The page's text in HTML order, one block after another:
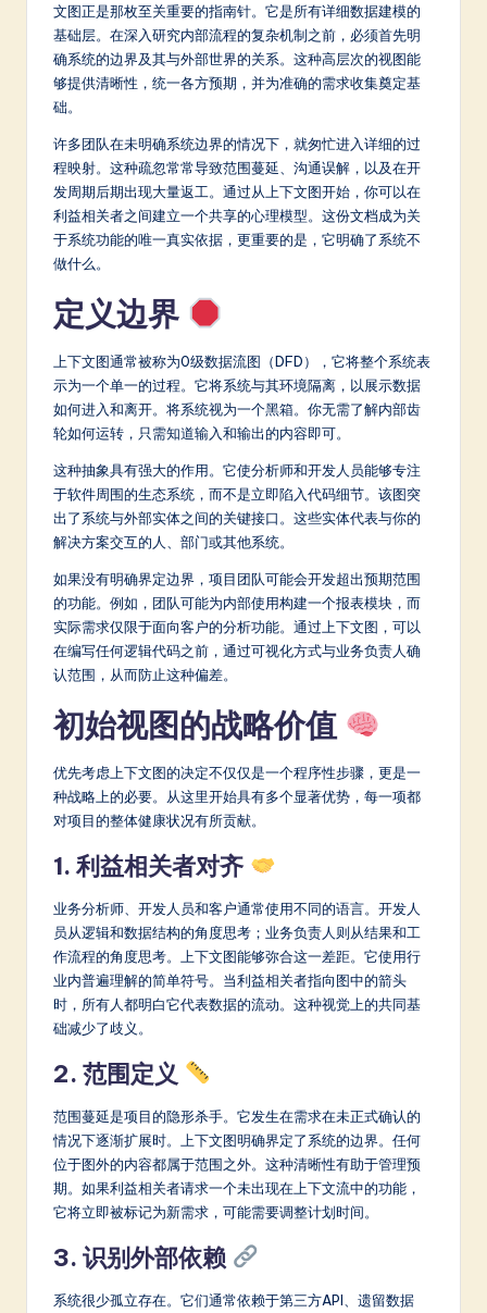
hi
L
in
A
&
S
o
ft
a
o
ti
文图正是那枚至关重要的指南针。它是所有详细数据建模的
基础层。在深入研究内部流程的复杂机制之前，必须首先明
确系统的边界及其与外部世界的关系。这种高层次的视图能
够提供清晰性，统一各方预期，并为准确的需求收集奠定基
础。
许多团队在未明确系统边界的情况下，就匆忙进入详细的过
程映射。这种疏忽常常导致范围蔓延、沟通误解，以及在开
发周期后期出现大量返工。通过从上下文图开始，你可以在
利益相关者之间建立一个共享的心理模型。这份文档成为关
于系统功能的唯一真实依据，更重要的是，它明确了系统不
做什么。
定义边界
上下文图通常被称为0级数据流图（DFD），它将整个系统表
示为一个单一的过程。它将系统与其环境隔离，以展示数据
如何进入和离开。将系统视为一个黑箱。你无需了解内部齿
轮如何运转，只需知道输入和输出的内容即可。
这种抽象具有强大的作用。它使分析师和开发人员能够专注
于软件周围的生态系统，而不是立即陷入代码细节。该图突
出了系统与外部实体之间的关键接口。这些实体代表与你的
解决方案交互的人、部门或其他系统。
如果没有明确界定边界，项目团队可能会开发超出预期范围
的功能。例如，团队可能为内部使用构建一个报表模块，而
实际需求仅限于面向客户的分析功能。通过上下文图，可以
在编写任何逻辑代码之前，通过可视化方式与业务负责人确
认范围，从而防止这种偏差。
初始视图的战略价值
优先考虑上下文图的决定不仅仅是一个程序性步骤，更是一
种战略上的必要。从这里开始具有多个显著优势，每一项都
对项目的整体健康状况有所贡献。
1. 利益相关者对齐
业务分析师、开发人员和客户通常使用不同的语言。开发人
员从逻辑和数据结构的角度思考；业务负责人则从结果和工
作流程的角度思考。上下文图能够弥合这一差距。它使用行
业内普遍理解的简单符号。当利益相关者指向图中的箭头
时，所有人都明白它代表数据的流动。这种视觉上的共同基
础减少了歧义。
2. 范围定义
范围蔓延是项目的隐形杀手。它发生在需求在未正式确认的
情况下逐渐扩展时。上下文图明确界定了系统的边界。任何
位于图外的内容都属于范围之外。这种清晰性有助于管理预
期。如果利益相关者请求一个未出现在上下文流中的功能，
它将立即被标记为新需求，可能需要调整计划时间。
3. 识别外部依赖
系统很少孤立存在。它们通常依赖于第三方API、遗留数据